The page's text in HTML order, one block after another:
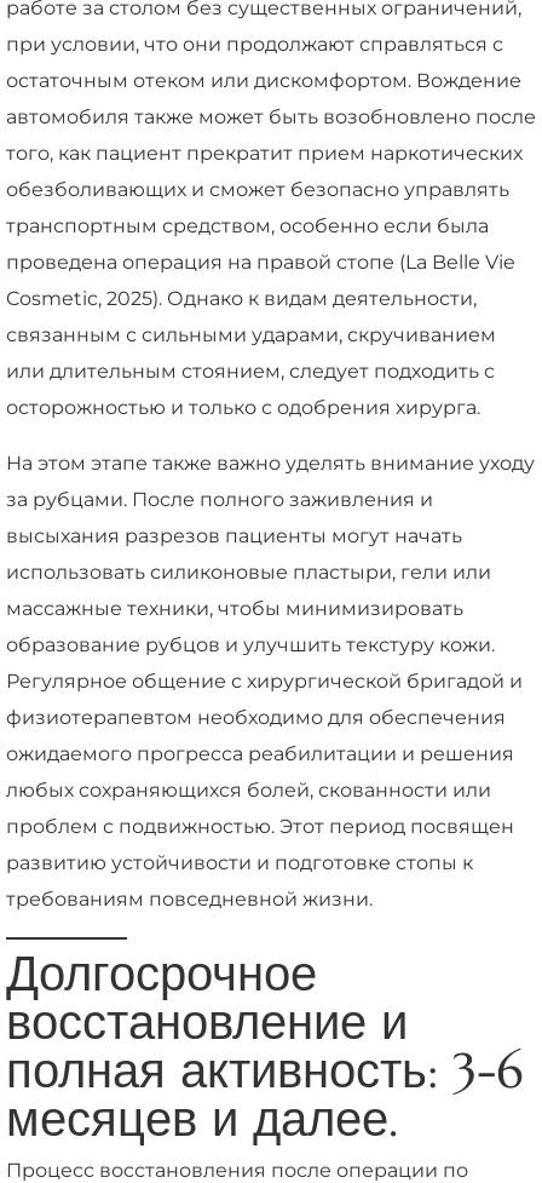
работе за столом без существенных ограничений,
при условии, что они продолжают справляться с
остаточным отеком или дискомфортом. Вождение
автомобиля также может быть возобновлено после
того, как пациент прекратит прием наркотических
обезболивающих и сможет безопасно управлять
транспортным средством, особенно если была
проведена операция на правой стопе (La Belle Vie
Cosmetic, 2025). Однако к видам деятельности,
связанным с сильными ударами, скручиванием
или длительным стоянием, следует подходить с
осторожностью и только с одобрения хирурга.
На этом этапе также важно уделять внимание уходу
за рубцами. После полного заживления и
высыхания разрезов пациенты могут начать
использовать силиконовые пластыри, гели или
массажные техники, чтобы минимизировать
образование рубцов и улучшить текстуру кожи.
Регулярное общение с хирургической бригадой и
физиотерапевтом необходимо для обеспечения
ожидаемого прогресса реабилитации и решения
любых сохраняющихся болей, скованности или
проблем с подвижностью. Этот период посвящен
развитию устойчивости и подготовке стопы к
требованиям повседневной жизни.
Долгосрочное
восстановление и
полная активность: 3-6
месяцев и далее.
Процесс восстановления после операции по